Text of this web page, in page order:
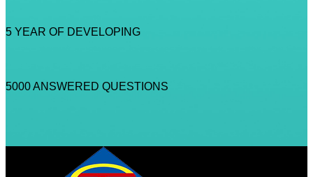
5 YEAR OF DEVELOPING
5000ANSWERED QUESTIONS